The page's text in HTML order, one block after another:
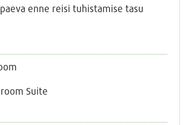
enne reisi tuhistamise tasu
Suite